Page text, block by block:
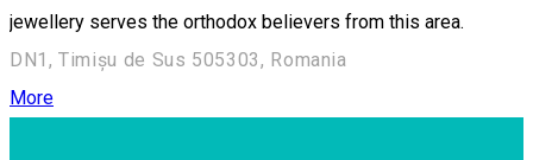
jewellery serves the orthodox believers from this area.
DN1, Timișu de Sus 505303, Romania
More